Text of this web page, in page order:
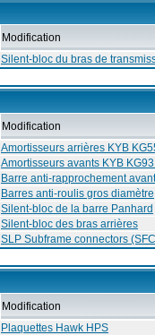
Modification
Silent-bloc du bras de
Modification
Amortisseurs arrières KYB
Amortisseurs avants KYB
Barre anti-rapprochement avant
Barres anti-roulis gros diamètre
Silent-bloc de la barre Panhard
Silent-bloc des bras arrières
SLP Subframe connectors
Modification
Plaquettes Hawk HPS